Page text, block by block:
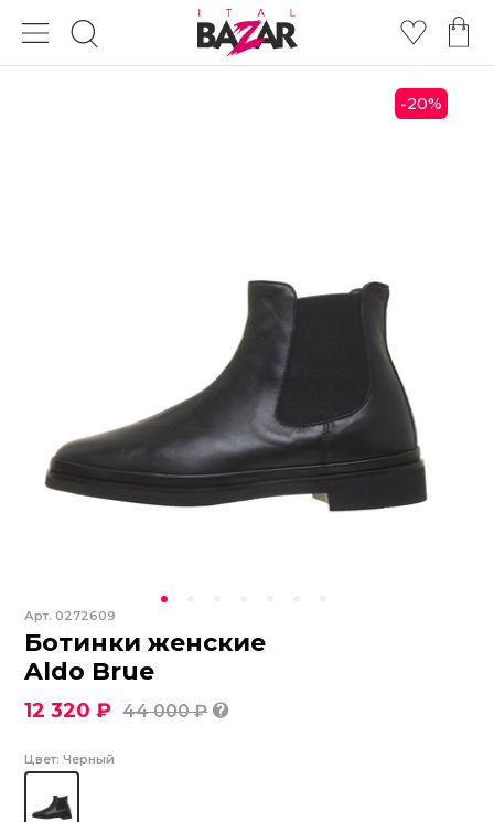
-20%
Арт.0272609
Ботинки женские
Aldo Brue
12 320 ₽ 44 000 ₽
Цвет: Черный